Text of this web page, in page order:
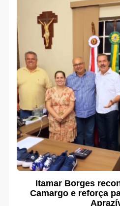
Itamar Borges
Camargo e reforça